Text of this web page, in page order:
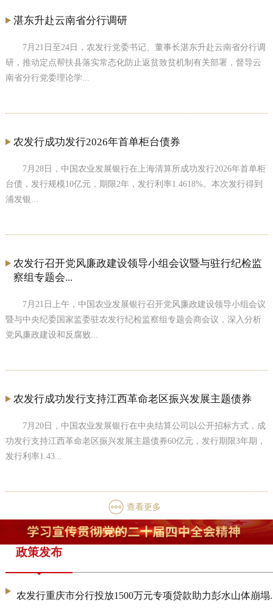
湛东升赴云南省分行调研
7月21日至24日，农发行党委书记、董事长湛东升赴云南省分行调
研，推动定点帮扶县落实常态化防止返贫致贫机制有关部署，督导云
南省分行党委理论学...
农发行成功发行2026年首单柜台债券
7月28日，中国农业发展银行在上海清算所成功发行2026年首单柜
台债，发行规模10亿元，期限2年，发行利率1.4618%。本次发行得到
浦发银...
农发行召开党风廉政建设领导小组会议暨与驻行纪检监
察组专题会...
7月21日上午，中国农业发展银行召开党风廉政建设领导小组会议
暨与中央纪委国家监委驻农发行纪检监察组专题会商会议，深入分析
党风廉政建设和反腐败...
农发行成功发行支持江西革命老区振兴发展主题债券
7月20日，中国农业发展银行在中央结算公司以公开招标方式，成
功发行支持江西革命老区振兴发展主题债券60亿元，发行期限3年期，
发行利率1.43...
查看更多
政策发布
农发行重庆市分行投放1500万元专项贷款助力彭水山体崩塌